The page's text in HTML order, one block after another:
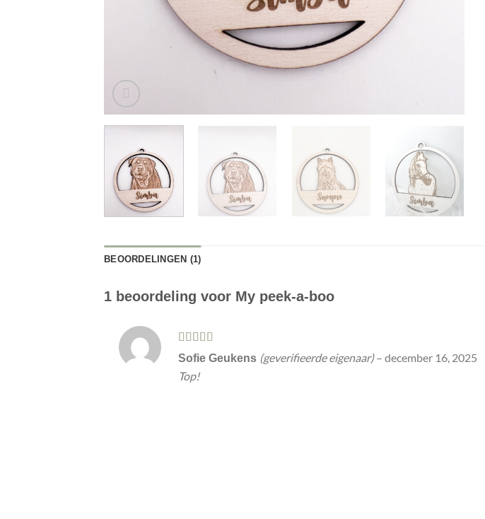
BEOORDELINGEN (1)
1 beoordeling voor My peek-a-boo
Gewaardeerd
5uit 5
Sofie Geukens (geverifieerde eigenaar) – december 16, 2025
Top!